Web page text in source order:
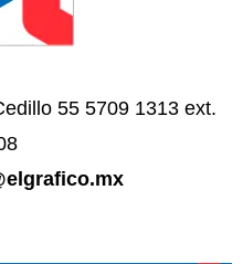
55 5709 1313 ext.